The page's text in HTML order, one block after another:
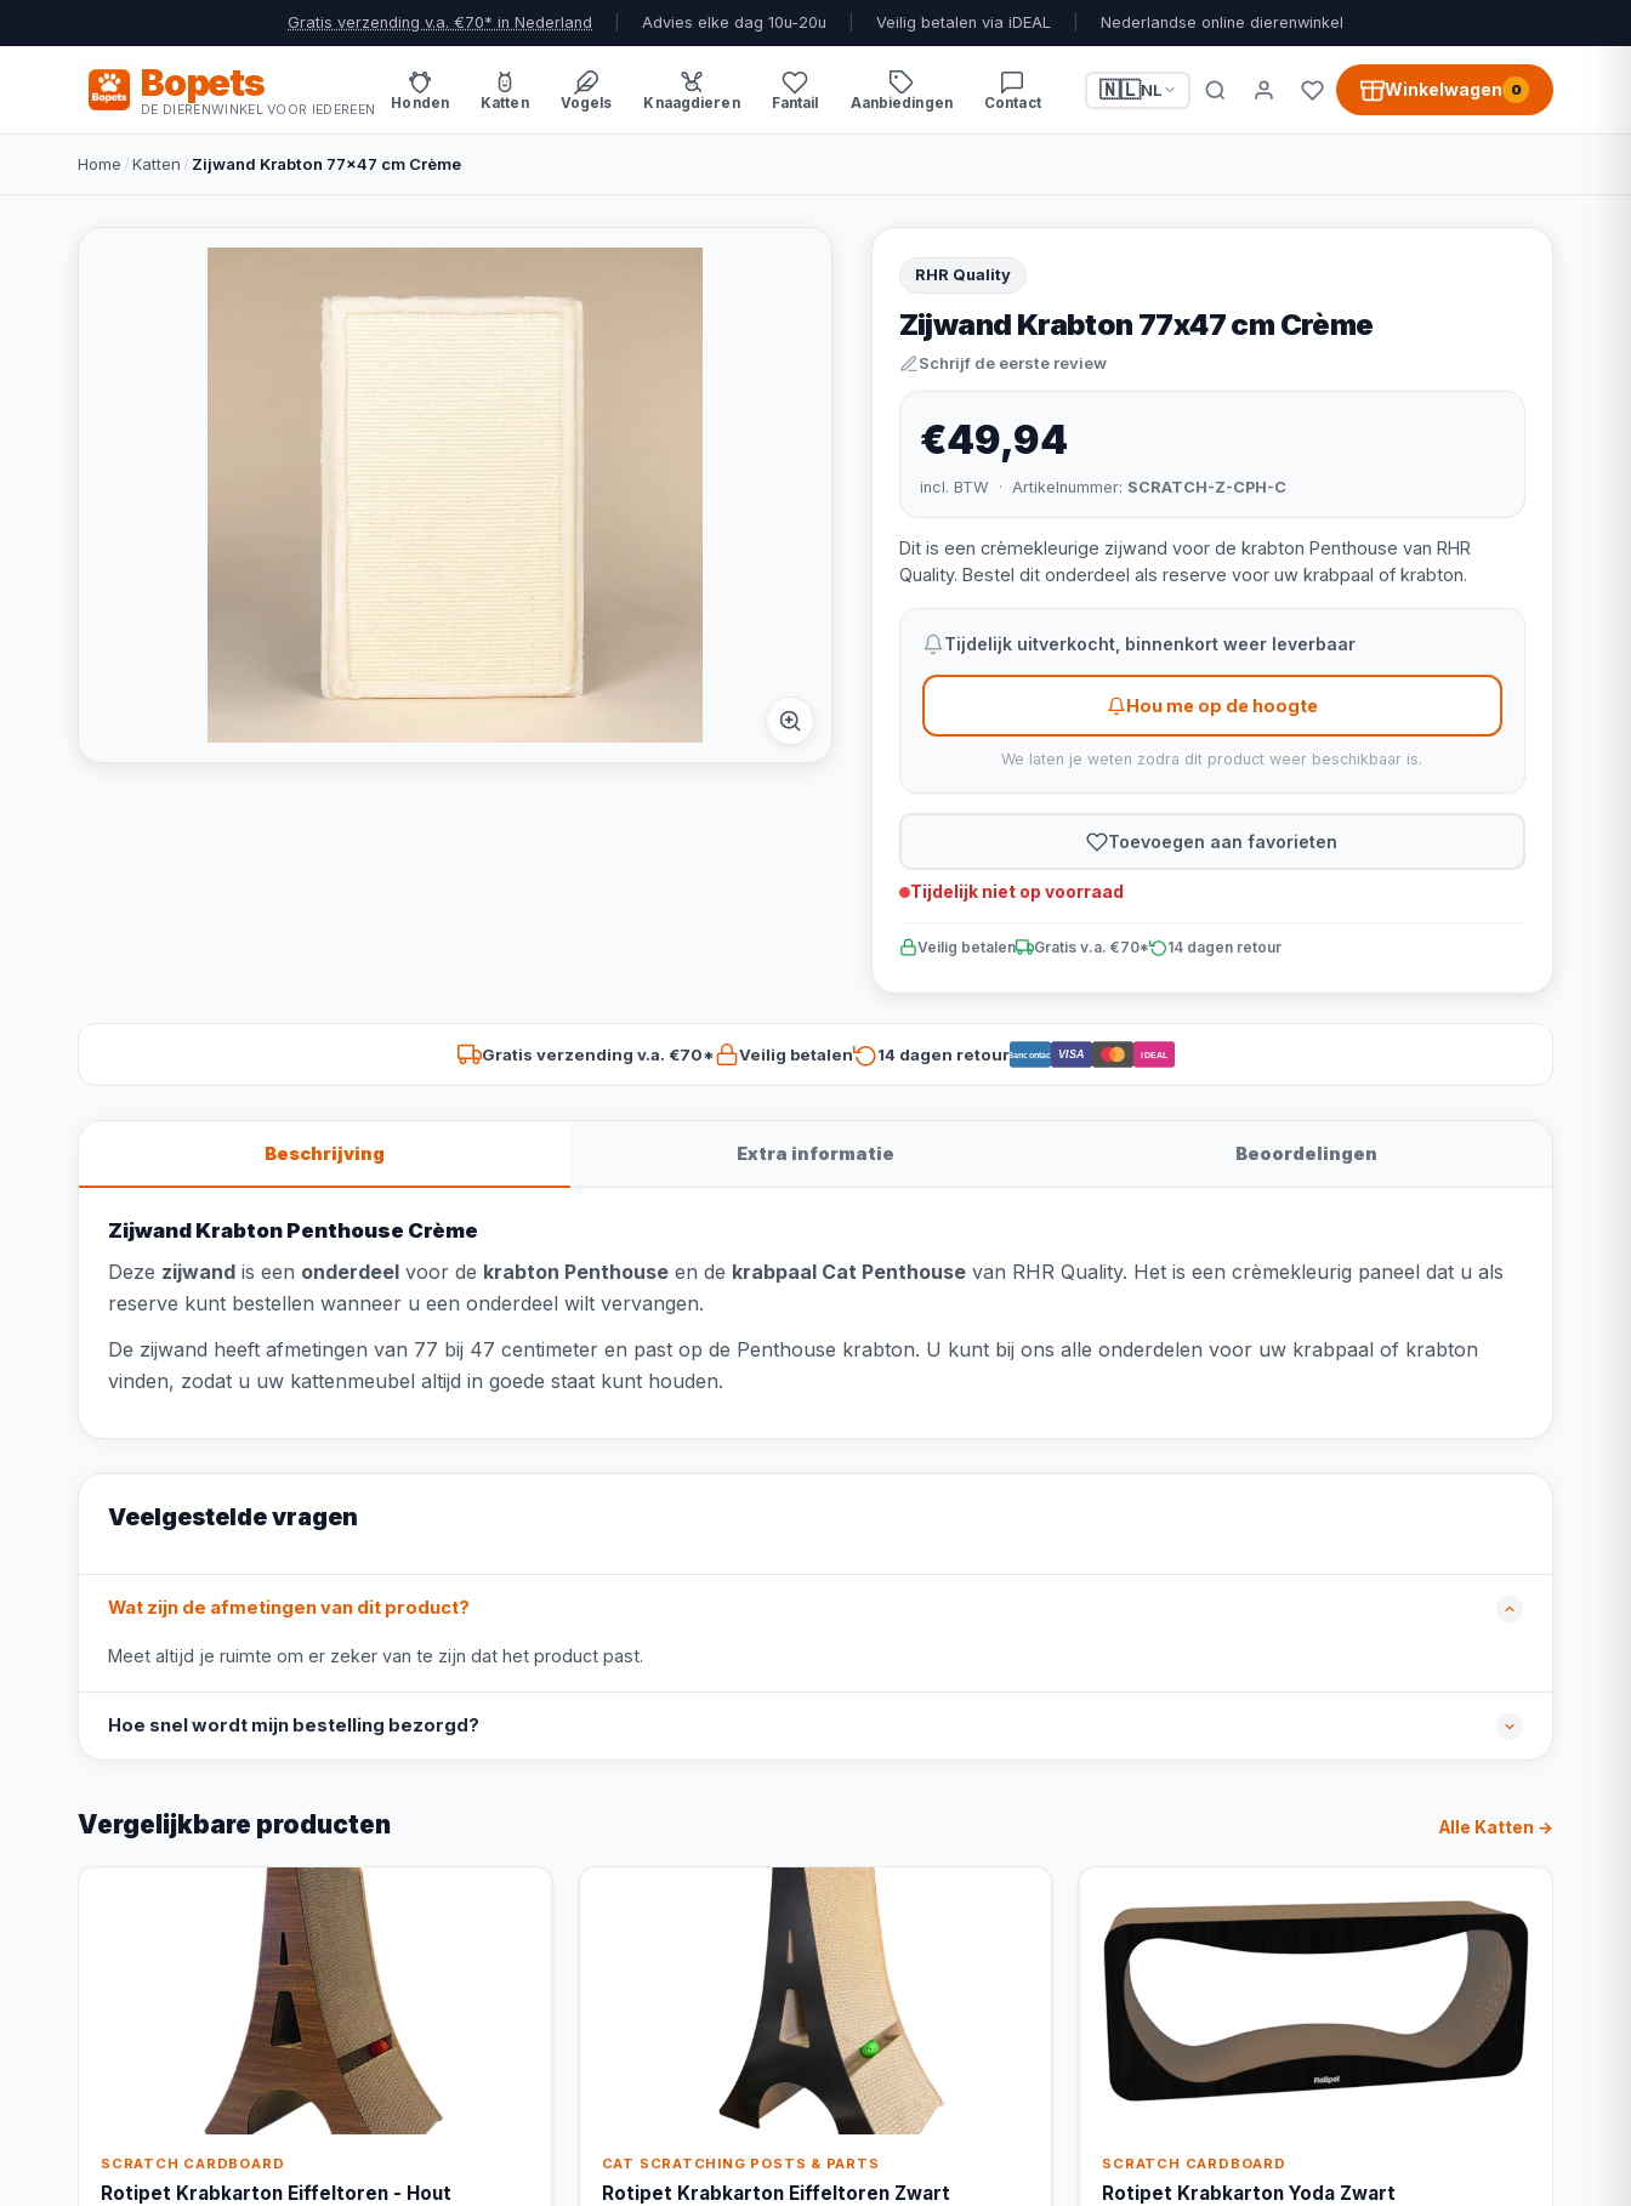
Gratis verzending v.a. €70* in Nederland Advies elke dag 10u-20u Veilig betalen via iDEAL Nederlandse online dierenwinkel
Bopets
DE DIERENWINKEL VOOR IEDEREEN Honden Katten Vogels Knaagdieren Fantail Aanbiedingen Contact
🇳🇱NL Winkelwagen 0
Home /Katten / Zijwand Krabton 77x47 cm Crème
RHR Quality
Zijwand Krabton 77x47 cm Crème
Schrijf de eerste review
€49,94
incl. BTW · Artikelnummer: SCRATCH-Z-CPH-C
Dit is een crèmekleurige zijwand voor de krabton Penthouse van RHR
Quality. Bestel dit onderdeel als reserve voor uw krabpaal of krabton.
Tijdelijk uitverkocht, binnenkort weer leverbaar
Hou me op de hoogte
We laten je weten zodra dit product weer beschikbaar is.
Toevoegen aan favorieten
Tijdelijk niet op voorraad
Veilig betalen Gratis v.a. €70* 14 dagen retour
Gratis verzending v.a. €70* Veilig betalen 14 dagen retourBancontact VISA iDEAL
Beschrijving Extra informatie Beoordelingen
Zijwand Krabton Penthouse Crème
Deze zijwand is een onderdeel voor de krabton Penthouse en de krabpaal Cat Penthouse van RHR Quality. Het is een crèmekleurig paneel dat u als
reserve kunt bestellen wanneer u een onderdeel wilt vervangen.
De zijwand heeft afmetingen van 77 bij 47 centimeter en past op de Penthouse krabton. U kunt bij ons alle onderdelen voor uw krabpaal of krabton
vinden, zodat u uw kattenmeubel altijd in goede staat kunt houden.
Veelgestelde vragen
Wat zijn de afmetingen van dit product?
Meet altijd je ruimte om er zeker van te zijn dat het product past.
Hoe snel wordt mijn bestelling bezorgd?
Vergelijkbare producten Alle Katten →
SCRATCH CARDBOARD
Rotipet Krabkarton Eiffeltoren - Hout
CAT SCRATCHING POSTS & PARTS
Rotipet Krabkarton Eiffeltoren Zwart
SCRATCH CARDBOARD
Rotipet Krabkarton Yoda Zwart